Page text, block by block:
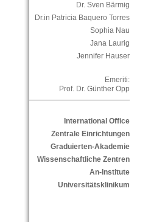
Dr. Sven Bärmig
Dr.in Patricia Baquero Torres
Sophia Nau
Jana Laurig
Jennifer Hauser
Emeriti:
Prof. Dr. Günther Opp
International Office
Zentrale Einrichtungen
Graduierten-Akademie
Wissenschaftliche Zentren
An-Institute
Universitätsklinikum